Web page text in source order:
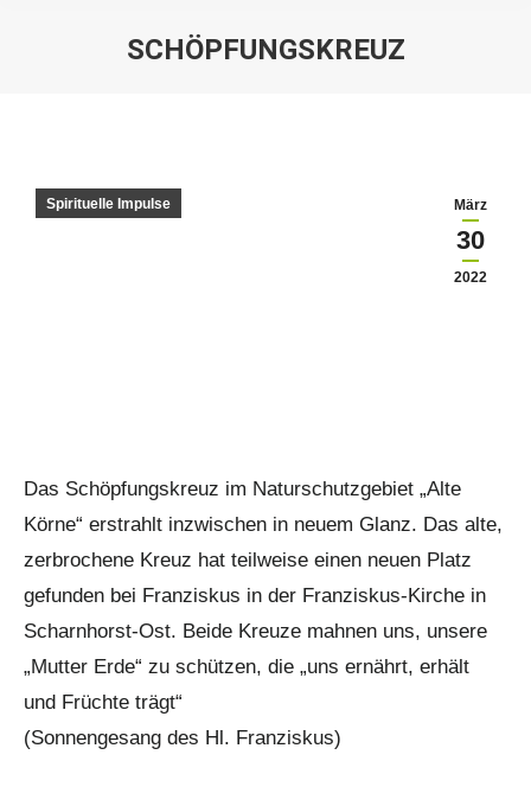
SCHÖPFUNGSKREUZ
März
30
2022
Spirituelle Impulse
Das Schöpfungskreuz im Naturschutzgebiet „Alte
Körne“ erstrahlt inzwischen in neuem Glanz. Das alte,
zerbrochene Kreuz hat teilweise einen neuen Platz
gefunden bei Franziskus in der Franziskus-Kirche in
Scharnhorst-Ost. Beide Kreuze mahnen uns, unsere
„Mutter Erde“ zu schützen, die „uns ernährt, erhält
und Früchte trägt“
(Sonnengesang des Hl. Franziskus)